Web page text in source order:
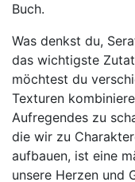
Buch.
Was denkst du,
das wichtigste
möchtest du
Texturen
Aufregendes zu
die wir zu
aufbauen, ist eine
unsere Herzen und